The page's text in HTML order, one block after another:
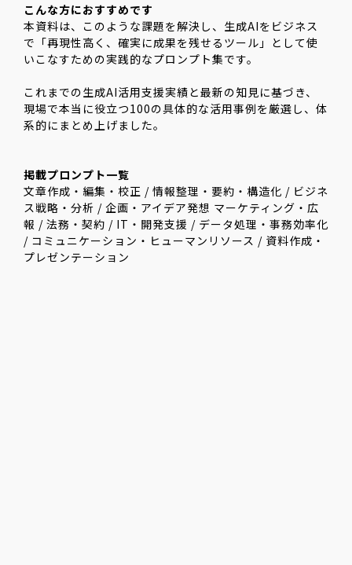
こんな方におすすめです
本資料は、このような課題を解決し、生成AIをビジネス
で「再現性高く、確実に成果を残せるツール」として使
いこなすための実践的なプロンプト集です。
これまでの生成AI活用支援実績と最新の知見に基づき、
現場で本当に役立つ100の具体的な活用事例を厳選し、体
系的にまとめ上げました。
掲載プロンプト一覧
文章作成・編集・校正 / 情報整理・要約・構造化 / ビジネ
ス戦略・分析 / 企画・アイデア発想 マーケティング・広
報 / 法務・契約 / IT・開発支援 / データ処理・事務効率化
/ コミュニケーション・ヒューマンリソース / 資料作成・
プレゼンテーション